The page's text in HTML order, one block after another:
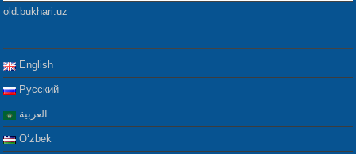
old.bukhari.uz
English
Русский
العربية
Oʻzbek